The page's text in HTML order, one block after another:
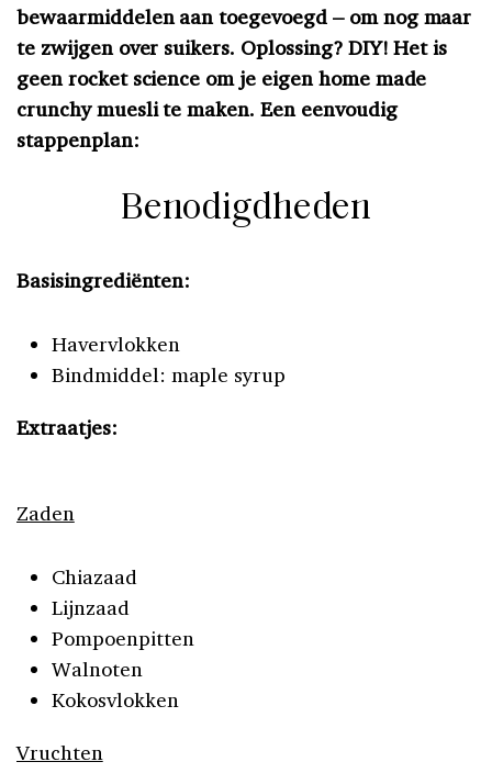
bewaarmiddelen aan toegevoegd – om nog maar
te zwijgen over suikers. Oplossing? DIY! Het is
geen rocket science om je eigen home made
crunchy muesli te maken. Een eenvoudig
stappenplan:
Benodigdheden
Basisingrediënten:
Havervlokken
Bindmiddel: maple syrup
Extraatjes:
Zaden
Chiazaad
Lijnzaad
Pompoenpitten
Walnoten
Kokosvlokken
Vruchten